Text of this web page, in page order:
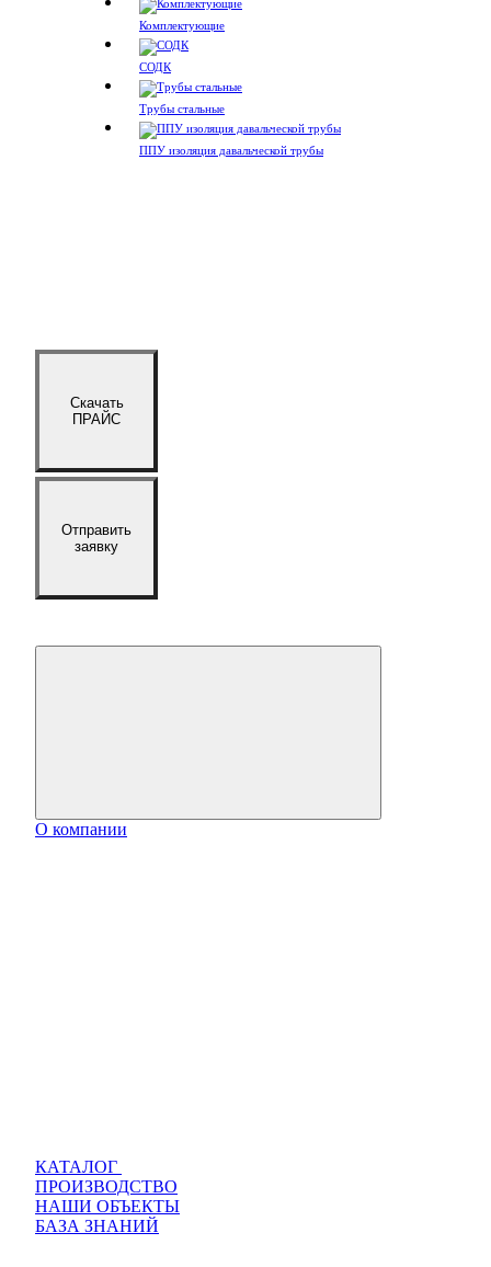
Комплектующие
СОДК
Трубы стальные
ППУ изоляция давальческой трубы
Скачать
ПРАЙС
Отправить
заявку
О компании
КАТАЛОГ
ПРОИЗВОДСТВО
НАШИ ОБЪЕКТЫ
БАЗА ЗНАНИЙ